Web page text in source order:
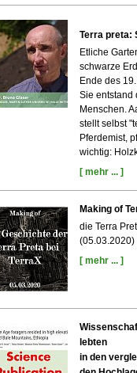
Terra preta:
Etliche
schwarze
Ende des
Sie entstand
Menschen.
stellt selbst
Pferdemist,
wichtig:
[ mehr ... ]
Making of
die Terra
(05.03.2020)
[ mehr ... ]
lebten
in den